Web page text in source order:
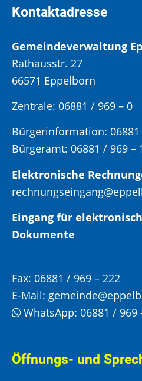
Kontaktadresse
Gemeindeverwaltung
Rathausstr. 27
66571 Eppelborn
Zentrale: 06881 / 969 – 0
Bürgerinformation:
Bürgeramt: 06881 / 969 –
Elektronische
Eingang für
Dokumente
Fax: 06881 / 969 – 222
E-Mail:
WhatsApp: 06881 / 969
Öffnungs- und